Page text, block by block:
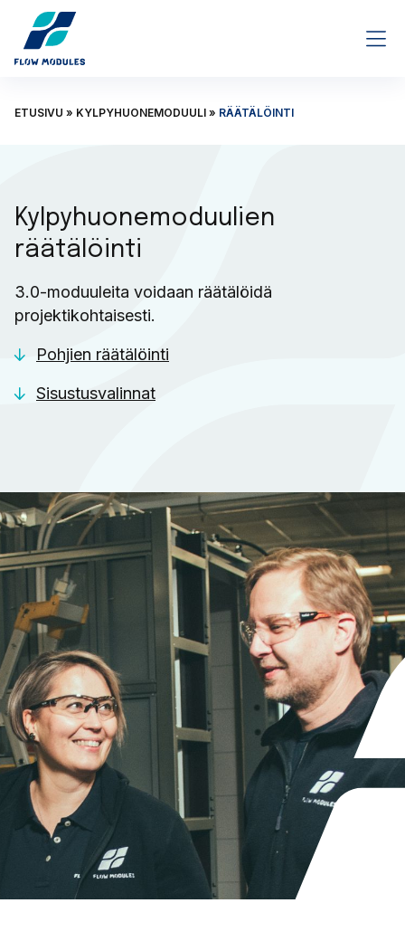
Siirry pääsisältöön
ETUSIVU » KYLPYHUONEMODUULI » RÄÄTÄLÖINTI
Kylpyhuonemoduulien
räätälöinti
3.0-moduuleita voidaan räätälöidä
projektikohtaisesti.
Pohjien räätälöinti
Sisustusvalinnat